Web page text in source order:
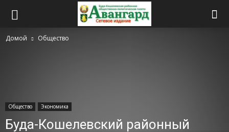
Домой Общество
Общество Экономика
Буда-Кошелевский районный